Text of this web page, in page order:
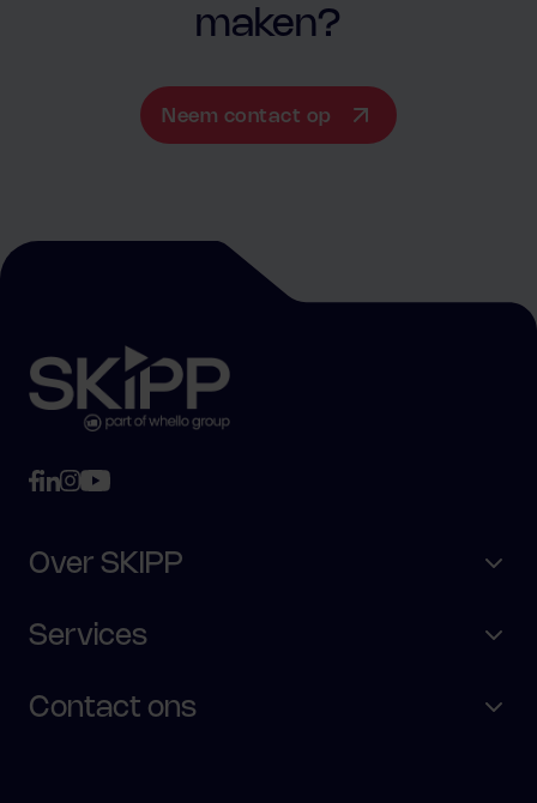
maken?
Neem contact op
Over SKIPP
Services
Contact ons